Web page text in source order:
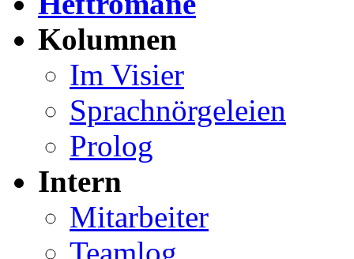
Kolumnen
Im Visier
Sprachnörgeleien
Prolog
Intern
Mitarbeiter
Teamlog